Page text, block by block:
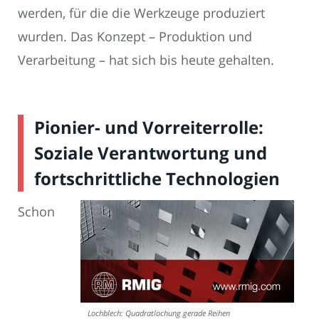
werden, für die die Werkzeuge produziert
wurden. Das Konzept – Produktion und
Verarbeitung – hat sich bis heute gehalten.
Pionier- und Vorreiterrolle:
Soziale Verantwortung und
fortschrittliche Technologien
Lochblech: Quadratlochung gerade Reihen
Schon